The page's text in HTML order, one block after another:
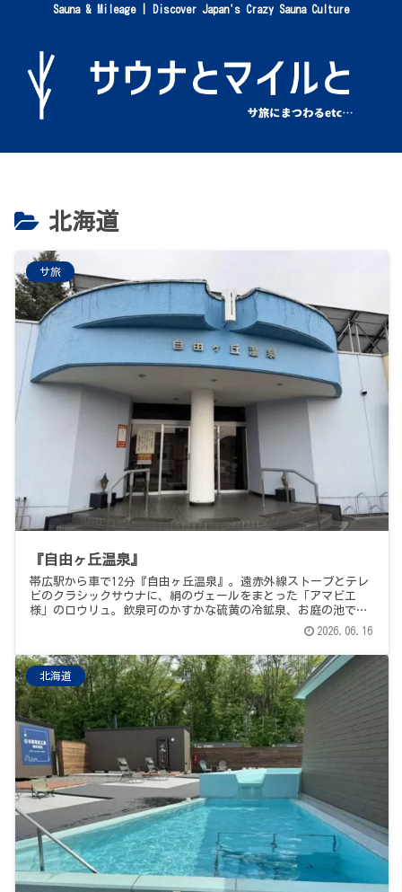
Sauna & Mileage | Discover Japan's Crazy Sauna Culture
北海道
サ旅
『自由ヶ丘温泉』
帯広駅から車で12分『自由ヶ丘温泉』。遠赤外線ストーブとテレ
ビのクラシックサウナに、絹のヴェールをまとった「アマビエ
様」のロウリュ。飲泉可のかすかな硫黄の冷鉱泉、お庭の池でカ
モが泳ぐモール温泉。〆は念願のランチョ・エルパソでどろぶ
2026.06.16
北海道